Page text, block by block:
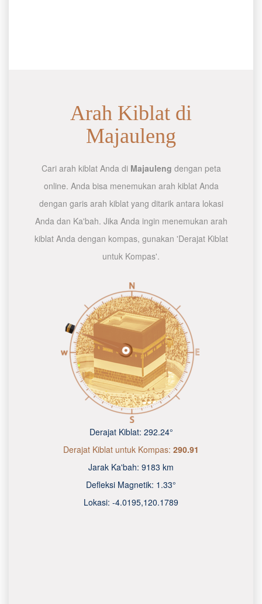
Arah Kiblat di
Majauleng
Cari arah kiblat Anda di Majauleng dengan peta
online. Anda bisa menemukan arah kiblat Anda
dengan garis arah kiblat yang ditarik antara lokasi
Anda dan Ka'bah. Jika Anda ingin menemukan arah
kiblat Anda dengan kompas, gunakan 'Derajat Kiblat
untuk Kompas'.
Derajat Kiblat: 292.24°
Derajat Kiblat untuk Kompas: 290.91
Jarak Ka'bah: 9183 km
Defleksi Magnetik: 1.33°
Lokasi: -4.0195,120.1790